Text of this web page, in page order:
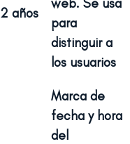
2 años
para
distinguir a
los usuarios
Marca de
fecha y hora
del